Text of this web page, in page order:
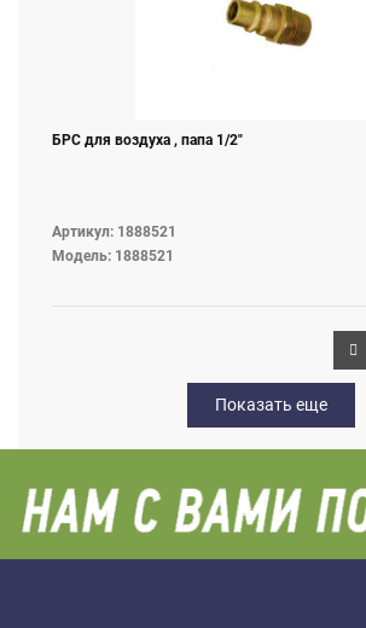
БРС для воздуха , папа 1/2"
Артикул: 1888521
Модель: 1888521
Показать еще